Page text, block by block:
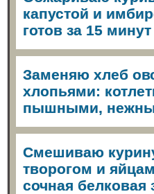
капустой и
готов за 15 минут
Заменяю хлеб
хлопьями:
пышными,
Смешиваю
творогом и
сочная белковая